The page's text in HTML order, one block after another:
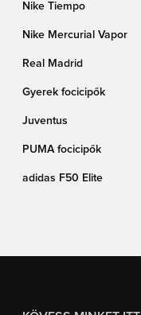
Nike Tiempo
Nike Mercurial Vapor
Real Madrid
Gyerek focicipők
Juventus
PUMA focicipők
adidas F50 Elite